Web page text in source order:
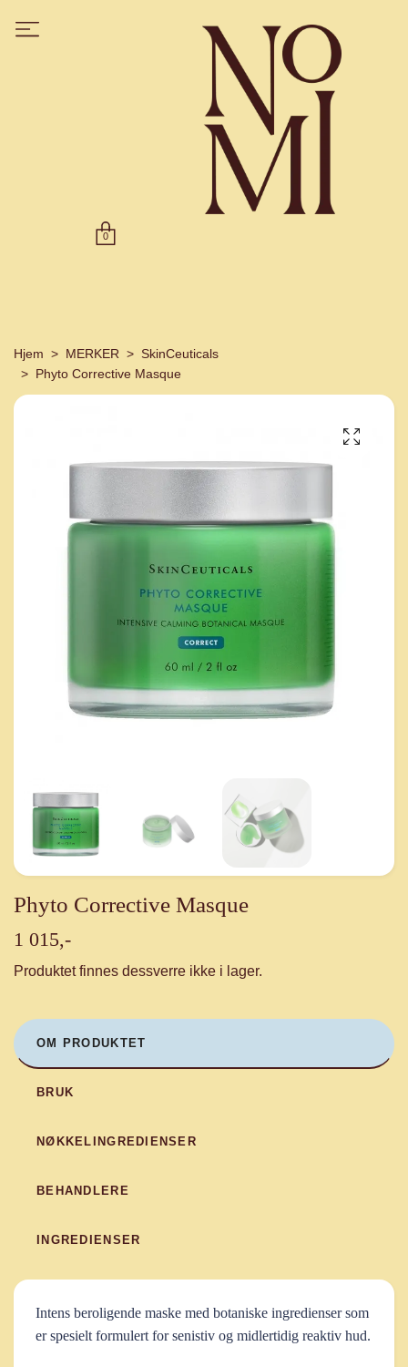
0
Hjem MERKER
SkinCeuticals
Phyto Corrective Masque
Phyto Corrective Masque
1 015,-
Produktet finnes dessverre ikke i lager.
OM PRODUKTET
BRUK
NØKKELINGREDIENSER
BEHANDLERE
INGREDIENSER
Intens beroligende maske med botaniske ingredienser som
er spesielt formulert for senistiv og midlertidig reaktiv hud.